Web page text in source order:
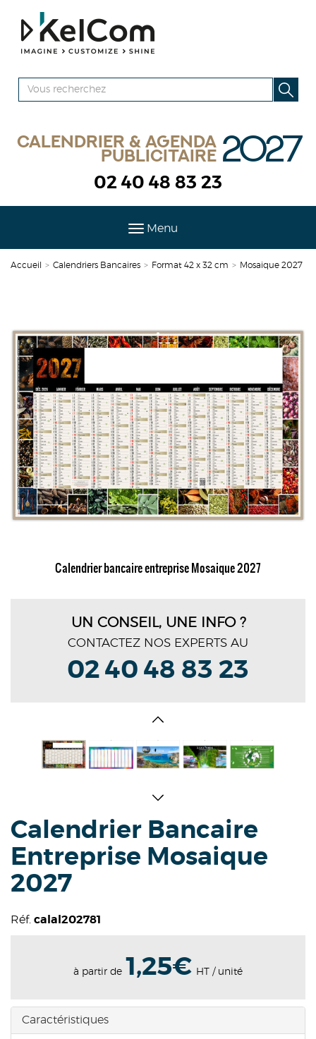
Calendrier & agenda
publicitaire 2027
02 40 48 83 23
Menu
Accueil > Calendriers Bancaires > Format 42 x 32 cm > Mosaique 2027
Calendrier bancaire entreprise Mosaique 2027
UN CONSEIL, UNE INFO ?
CONTACTEZ NOS EXPERTS AU
02 40 48 83 23
Calendrier Bancaire
Entreprise Mosaique
2027
Réf. calal202781
à partir de 1,25€ HT / unité
Caractéristiques